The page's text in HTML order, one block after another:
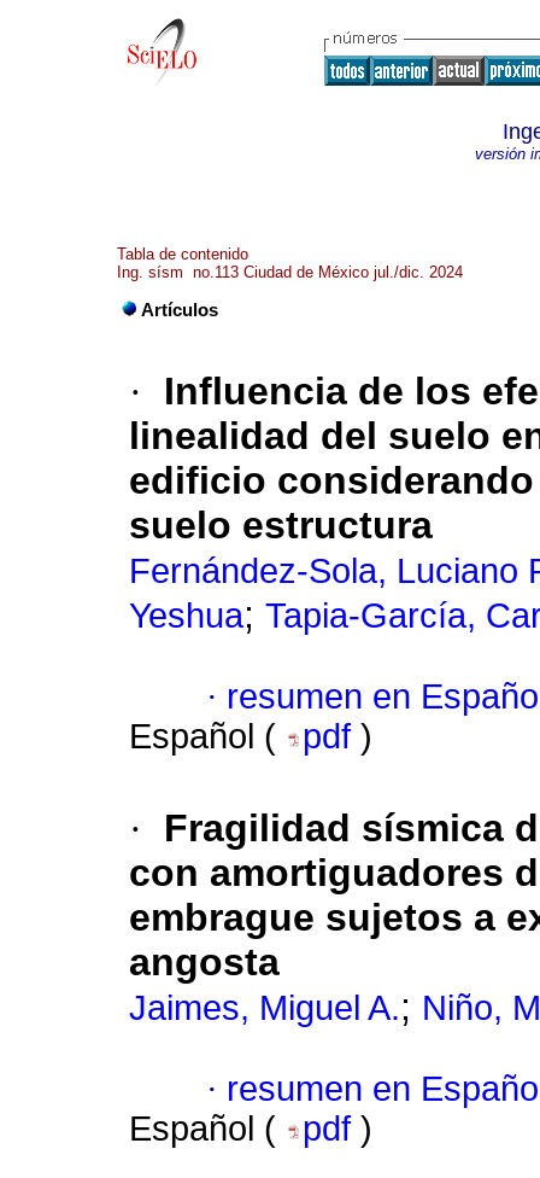
versión
Tabla de contenido
Ing. sísm no.113 Ciudad de México jul./dic. 2024
Artículos
·
Influencia de los
linealidad del suelo
edificio
suelo estructura
Fernández-Sola, Luciano
Yeshua; Tapia-García,
· resumen en
Español (
pdf )
·
Fragilidad sísmica
con amortiguadores
embrague sujetos a
angosta
Jaimes, Miguel A.; Niño,
· resumen en
Español (
pdf )